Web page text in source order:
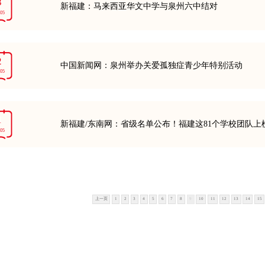
新福建：马来西亚华文中学与泉州六中结对
中国新闻网：泉州举办关爱孤独症青少年特别活动
新福建/东南网：省级名单公布！福建这81个学校团队上
上一页 1 2 3 4 5 6 7 8 10 11 12 13 14 15